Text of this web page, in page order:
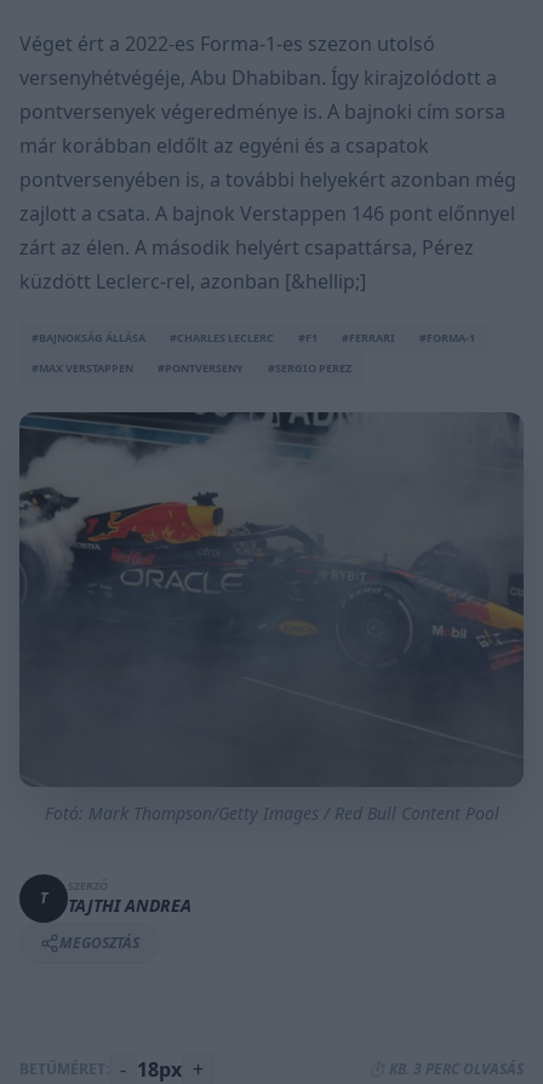
Véget ért a 2022-es Forma-1-es szezon utolsó
versenyhétvégéje, Abu Dhabiban. Így kirajzolódott a
pontversenyek végeredménye is. A bajnoki cím sorsa
már korábban eldőlt az egyéni és a csapatok
pontversenyében is, a további helyekért azonban még
zajlott a csata. A bajnok Verstappen 146 pont előnnyel
zárt az élen. A második helyért csapattársa, Pérez
küzdött Leclerc-rel, azonban [&hellip;]
#BAJNOKSÁG ÁLLÁSA #CHARLES LECLERC #F1 #FERRARI
#FORMA-1
#MAX VERSTAPPEN
#PONTVERSENY #SERGIO PEREZ
Fotó: Mark Thompson/Getty Images / Red Bull Content Pool
T TAJTHI ANDREA
MEGOSZTÁS
BETŰMÉRET: - 18px + ⏱️ KB. 3 PERC OLVASÁS